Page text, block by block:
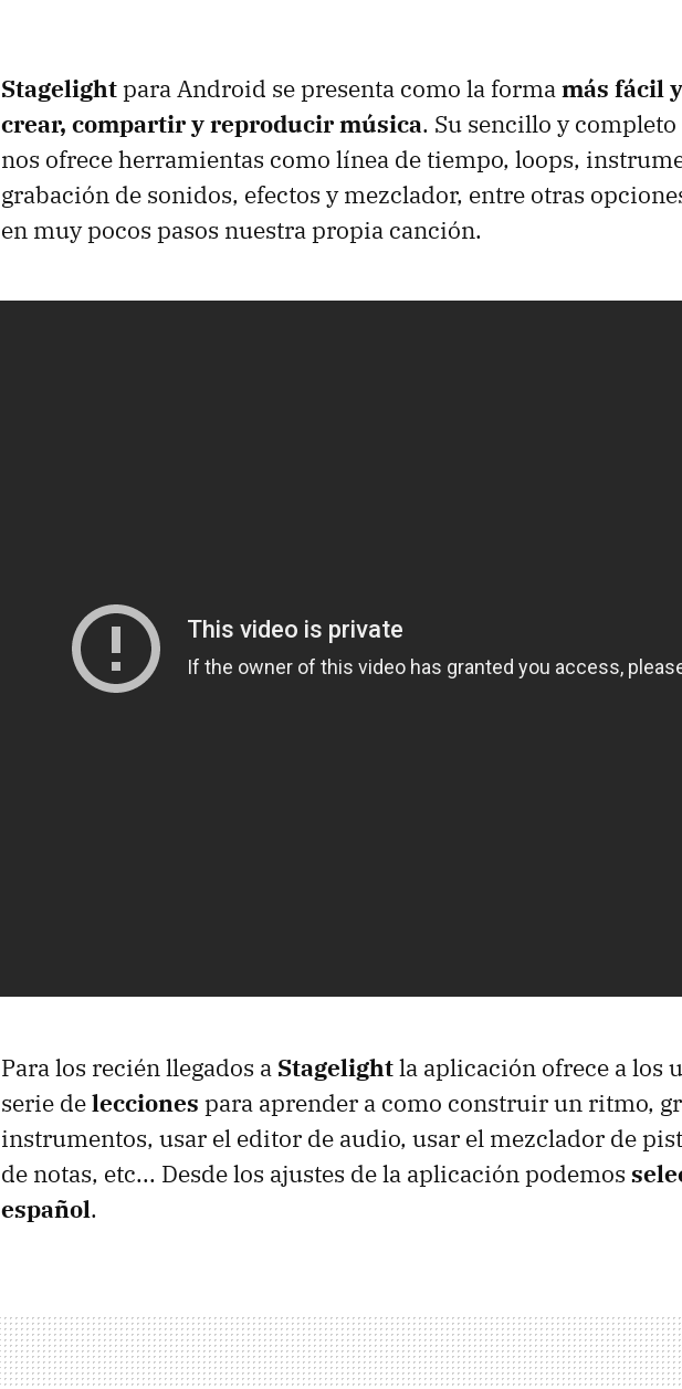
Stagelightpara Android se presenta como la formamás fácil
crear, compartir y reproducir música. Su sencillo y
nos ofrece herramientas como línea de tiempo, loops,
grabación de sonidos, efectos y mezclador, entre otras
en muy pocos pasos nuestra propia canción.
Para los recién llegados a Stagelightla aplicación ofrece a los
serie delecciones para aprender a como construir un ritmo,
instrumentos, usar el editor de audio, usar el mezclador de
de notas, etc... Desde los ajustes de la aplicación podemos
español.